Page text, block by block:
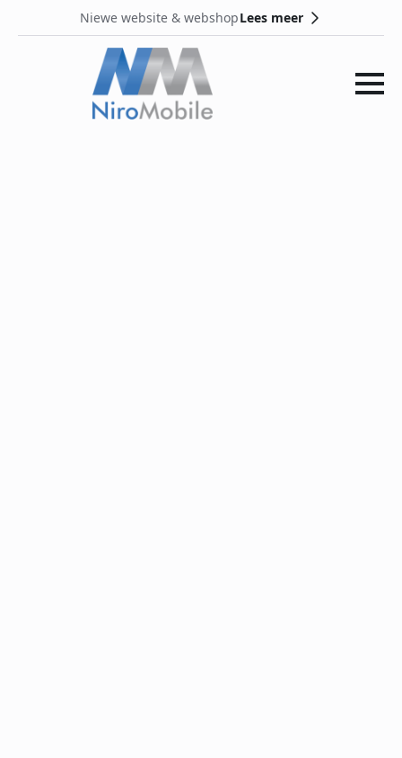
Niewe website & webshopLees meer